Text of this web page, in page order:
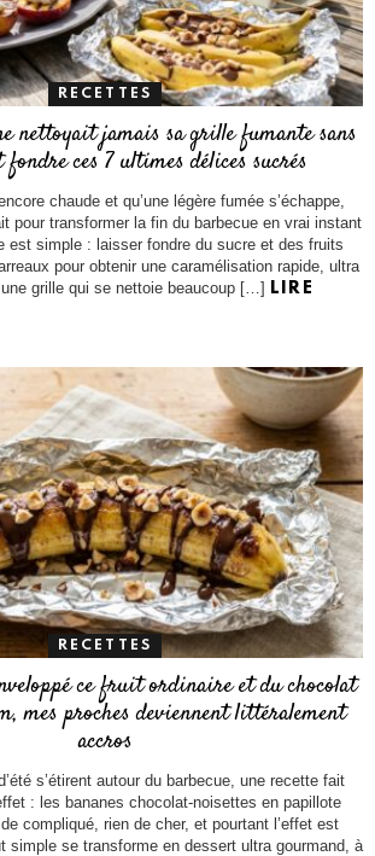
RECETTES
nettoyait jamais sa grille fumante sans
ces 7 ultimes délices sucrés
chaude et qu’une légère fumée s’échappe,
pour transformer la fin du barbecue en vrai instant
est simple : laisser fondre du sucre et des fruits
pour obtenir une caramélisation rapide, ultra
grille qui se nettoie beaucoup […]
LIRE
RECETTES
ce fruit ordinaire et du chocolat
mes proches deviennent littéralement
accros
s’étirent autour du barbecue, une recette fait
: les bananes chocolat-noisettes en papillote
compliqué, rien de cher, et pourtant l’effet est
simple se transforme en dessert ultra gourmand, à